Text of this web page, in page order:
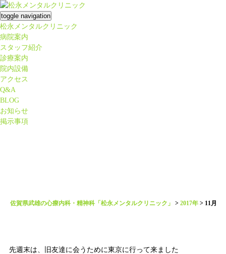
toggle navigation
松永メンタルクリニック
病院案内
スタッフ紹介
診療案内
院内設備
アクセス
Q&A
BLOG
お知らせ
掲示事項
佐賀県武雄の心療内科・精神科「松永メンタルクリニック」 >2017年 > 11月
先週末は、旧友達に会うために東京に行って来ました